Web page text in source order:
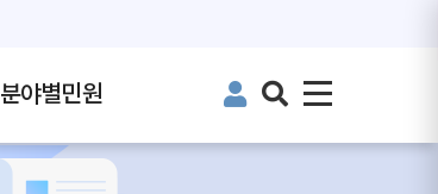
분야별민원